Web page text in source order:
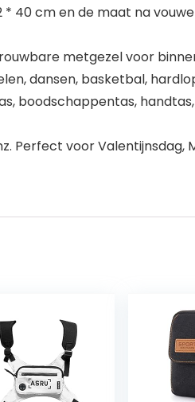
​​40 cm en de maat na
metgezel voor
dansen, basketbal,
boodschappentas, handtas,
Perfect voor Valentijnsdag,